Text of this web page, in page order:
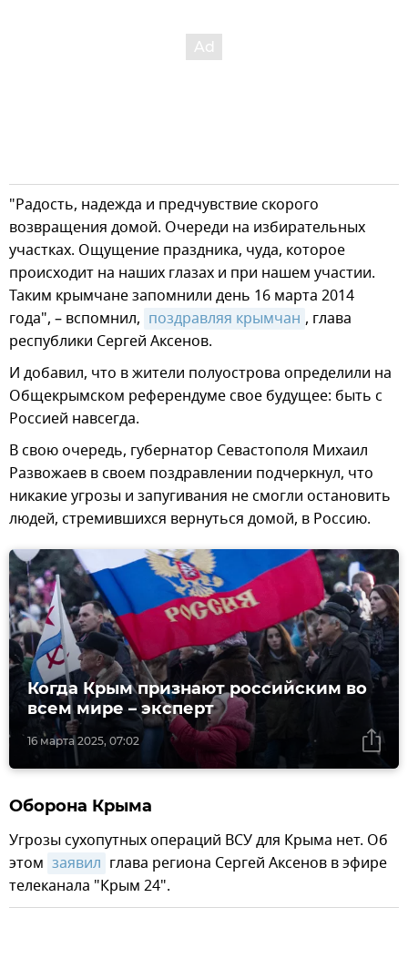
"Радость, надежда и предчувствие скорого
возвращения домой. Очереди на избирательных
участках. Ощущение праздника, чуда, которое
происходит на наших глазах и при нашем участии.
Таким крымчане запомнили день 16 марта 2014
года", – вспомнил, поздравляя крымчан , глава
республики Сергей Аксенов.
И добавил, что в жители полуострова определили на
Общекрымском референдуме свое будущее: быть с
Россией навсегда.
В свою очередь, губернатор Севастополя Михаил
Развожаев в своем поздравлении подчеркнул, что
никакие угрозы и запугивания не смогли остановить
людей, стремившихся вернуться домой, в Россию.
16 марта 2025, 07:02
Когда Крым признают российским во
всем мире – эксперт
Оборона Крыма
Угрозы сухопутных операций ВСУ для Крыма нет. Об
этом заявил глава региона Сергей Аксенов в эфире
телеканала "Крым 24".